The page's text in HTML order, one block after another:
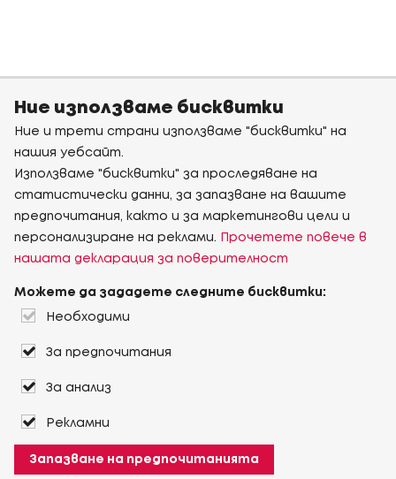
Ние използваме бисквитки
Ние и трети страни използваме "бисквитки" на
нашия уебсайт.
Използваме "бисквитки" за проследяване на
статистически данни, за запазване на вашите
предпочитания, както и за маркетингови цели и
персонализиране на реклами.
Прочетете повече в
нашата декларация за поверителност
Можете да зададете следните бисквитки:
Необходими
За предпочитания
За анализ
Рекламни
Запазване на предпочитанията